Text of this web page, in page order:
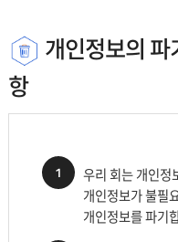
개인정보의
항
1
우리 회는 개인정
개인정보가 불필
개인정보를 파기